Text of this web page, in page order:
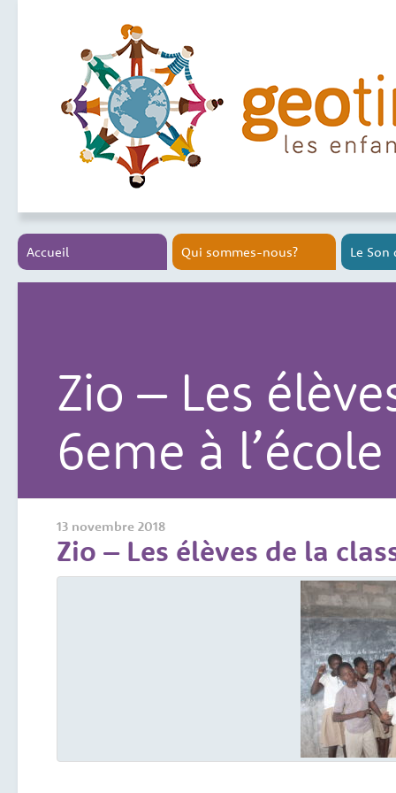
Accueil Qui sommes-nous? Le Son
Zio – Les
6eme à
13 novembre 2018
Zio – Les élèves de la